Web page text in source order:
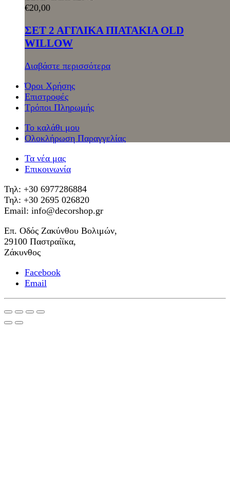
€20,00
ΣΕΤ 2 ΑΓΓΛΙΚΑ ΠΙΑΤΑΚΙΑ OLD
WILLOW
Διαβάστε περισσότερα
Όροι Χρήσης
Επιστροφές
Τρόποι Πληρωμής
Το καλάθι μου
Ολοκλήρωση Παραγγελίας
Τα νέα μας
Επικοινωνία
Τηλ: +30 6977286884
Τηλ: +30 2695 026820
Email: info@decorshop.gr
Επ. Οδός Ζακύνθου Βολιμών,
29100 Παστραίϊκα,
Ζάκυνθος
Facebook
Email